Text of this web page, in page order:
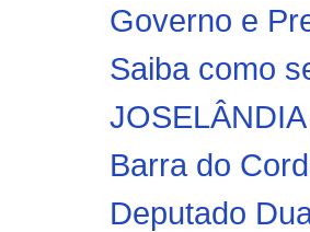
Governo e
Saiba como
Barra do
Deputado